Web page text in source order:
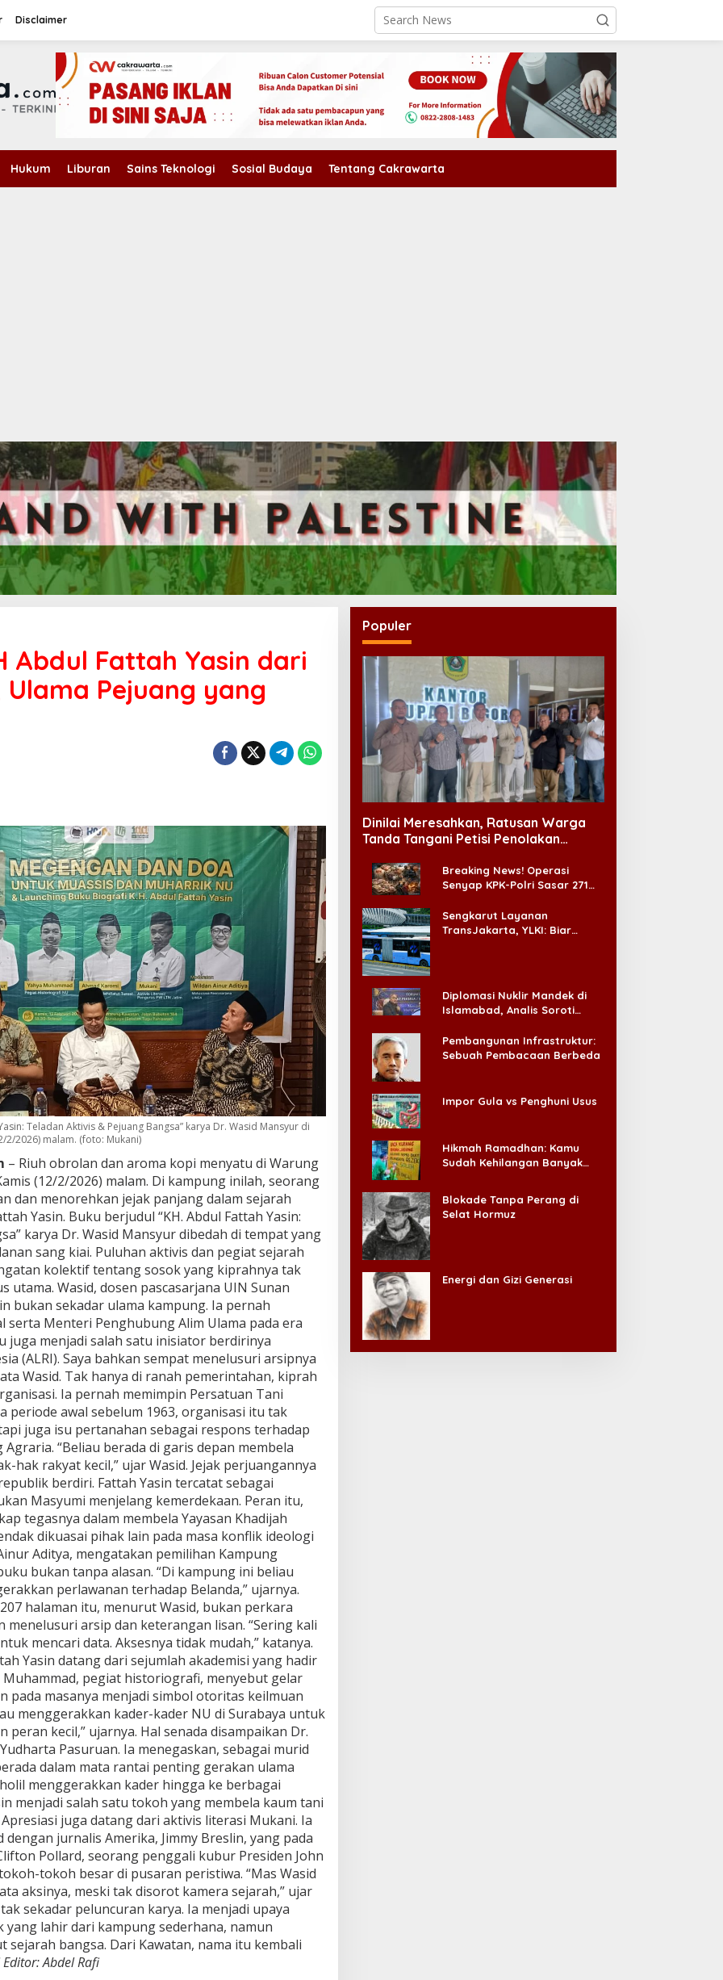
Disclaimer
Hukum Liburan Sains Teknologi Sosial Budaya Tentang Cakrawarta
Abdul Fattah Yasin dari
Pejuang yang
Teladan Aktivis & Pejuang Bangsa” karya Dr. Wasid Mansyur di
2/2026) malam. (foto: Mukani)
– Riuh obrolan dan aroma kopi menyatu di Warung
(12/2/2026) malam. Di kampung inilah, seorang
dan menorehkan jejak panjang dalam sejarah
Yasin. Buku berjudul “KH. Abdul Fattah Yasin:
karya Dr. Wasid Mansyur dibedah di tempat yang
sang kiai. Puluhan aktivis dan pegiat sejarah
kolektif tentang sosok yang kiprahnya tak
utama. Wasid, dosen pascasarjana UIN Sunan
bukan sekadar ulama kampung. Ia pernah
serta Menteri Penghubung Alim Ulama pada era
juga menjadi salah satu inisiator berdirinya
(ALRI). Saya bahkan sempat menelusuri arsipnya
Wasid. Tak hanya di ranah pemerintahan, kiprah
Ia pernah memimpin Persatuan Tani
periode awal sebelum 1963, organisasi itu tak
juga isu pertanahan sebagai respons terhadap
“Beliau berada di garis depan membela
hak rakyat kecil,” ujar Wasid. Jejak perjuangannya
berdiri. Fattah Yasin tercatat sebagai
Masyumi menjelang kemerdekaan. Peran itu,
tegasnya dalam membela Yayasan Khadijah
dikuasai pihak lain pada masa konflik ideologi
Aditya, mengatakan pemilihan Kampung
bukan tanpa alasan. “Di kampung ini beliau
perlawanan terhadap Belanda,” ujarnya.
halaman itu, menurut Wasid, bukan perkara
arsip dan keterangan lisan. “Sering kali
mencari data. Aksesnya tidak mudah,” katanya.
Yasin datang dari sejumlah akademisi yang hadir
Muhammad, pegiat historiografi, menyebut gelar
pada masanya menjadi simbol otoritas keilmuan
menggerakkan kader-kader NU di Surabaya untuk
peran kecil,” ujarnya. Hal senada disampaikan Dr.
Pasuruan. Ia menegaskan, sebagai murid
dalam mata rantai penting gerakan ulama
menggerakkan kader hingga ke berbagai
menjadi salah satu tokoh yang membela kaum tani
juga datang dari aktivis literasi Mukani. Ia
jurnalis Amerika, Jimmy Breslin, yang pada
Pollard, seorang penggali kubur Presiden John
tokoh besar di pusaran peristiwa. “Mas Wasid
aksinya, meski tak disorot kamera sejarah,” ujar
sekadar peluncuran karya. Ia menjadi upaya
lahir dari kampung sederhana, namun
sejarah bangsa. Dari Kawatan, nama itu kembali
Editor: Abdel Rafi
Populer
Dinilai Meresahkan, Ratusan Warga
Tanda Tangani Petisi Penolakan
Breaking News! Operasi
Senyap KPK-Polri Sasar 271
Ada ‘Badai Pemeriksaan’
Sengkarut Layanan
TransJakarta, YLKI: Biar
Diplomasi Nuklir Mandek di
Islamabad, Analis Soroti
Pembangunan Infrastruktur:
Sebuah Pembacaan Berbeda
Impor Gula vs Penghuni Usus
Hikmah Ramadhan: Kamu
Sudah Kehilangan Banyak
Blokade Tanpa Perang di
Selat Hormuz
Energi dan Gizi Generasi